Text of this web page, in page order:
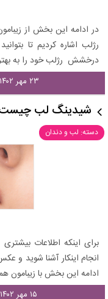
در ادامه این بخش از
رژلب اشاره کردیم تا
درخشش رژلب خود را به
۲۳ مهر ۱۴۰۲ - ۰۸:۲۵
شیدینگ لب
دسته: لب و دندان
برای اینکه اطلاعات
انجام اینکار آشنا شوید و
ادامه این بخش با زیبامون
۱۵ مهر ۱۴۰۲ - ۱۲:۳۱